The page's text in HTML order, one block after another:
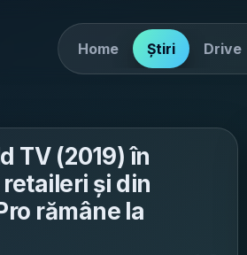
Home Știri Drive
TV (2019) în
și din
rămâne la